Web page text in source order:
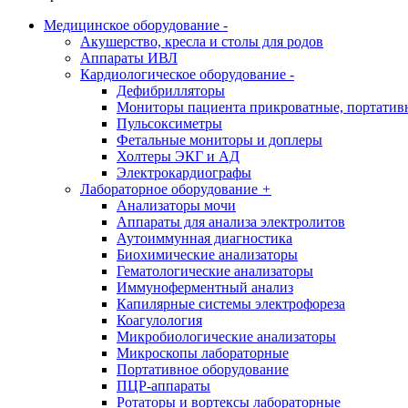
Медицинское оборудование -
Акушерство, кресла и столы для родов
Аппараты ИВЛ
Кардиологическое оборудование -
Дефибрилляторы
Мониторы пациента прикроватные,
Пульсоксиметры
Фетальные мониторы и доплеры
Холтеры ЭКГ и АД
Электрокардиографы
Лабораторное оборудование +
Анализаторы мочи
Аппараты для анализа электролитов
Аутоиммунная диагностика
Биохимические анализаторы
Гематологические анализаторы
Иммуноферментный анализ
Капилярные системы электрофореза
Коагулология
Микробиологические анализаторы
Микроскопы лабораторные
Портативное оборудование
ПЦР-аппараты
Ротаторы и вортексы лабораторные